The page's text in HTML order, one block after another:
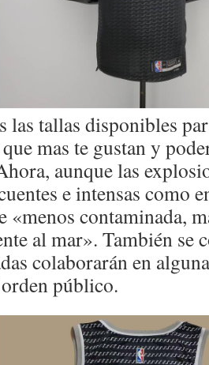
las tallas disponibles
que mas te gustan y
aunque las
e intensas como
«menos contaminada,
al mar». También se
colaborarán en
público.